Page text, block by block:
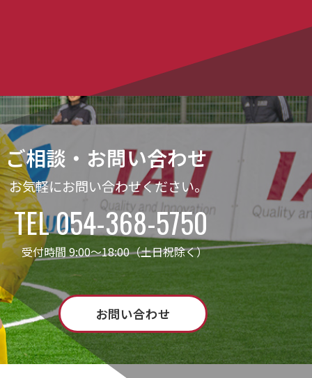
ご相談・お問い合わせ
お気軽にお問い合わせください。
TEL 054-368-5750
受付時間 9:00～18:00（土日祝除く）
お問い合わせ